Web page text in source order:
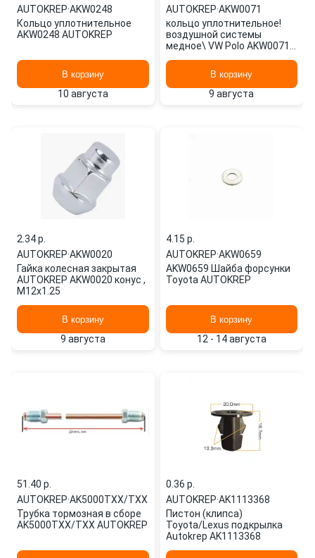
AUTOKREP·AKW0248
Кольцо уплотнительное
AKW0248 AUTOKREP
В корзину
10 августа
AUTOKREP·AKW0071
кольцо уплотнительное!
воздушной системы
медное\ VW Polo AKW0071
В корзину
9 августа
2.34 p.
AUTOKREP·AKW0020
Гайка колесная закрытая
AUTOKREP AKW0020 конус ,
M12x1.25
В корзину
9 августа
4.15 p.
AUTOKREP·AKW0659
AKW0659 Шайба форсунки
Toyota AUTOKREP
В корзину
12 - 14 августа
51.40 p.
AUTOKREP·AK5000TXX/TXX
Трубка тормозная в сборе
AK5000TXX/TXX AUTOKREP
0.36 p.
AUTOKREP·AK1113368
Пистон (клипса)
Toyota/Lexus подкрылка
Autokrep AK1113368